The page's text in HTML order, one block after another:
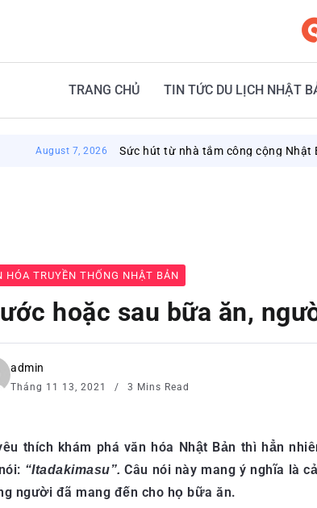
TRANG CHỦ TIN TỨC DU LỊCH NHẬT
7, 2026 Sức hút từ nhà tắm công cộng Nhật Bản: Khi
HÓA TRUYỀN THỐNG NHẬT BẢN
hoặc sau bữa ăn,
admin
Tháng 11 13, 2021 3 Mins Read
thích khám phá văn hóa Nhật Bản thì hẳn
“Itadakimasu”. Câu nói này mang ý nghĩa là
người đã mang đến cho họ bữa ăn.